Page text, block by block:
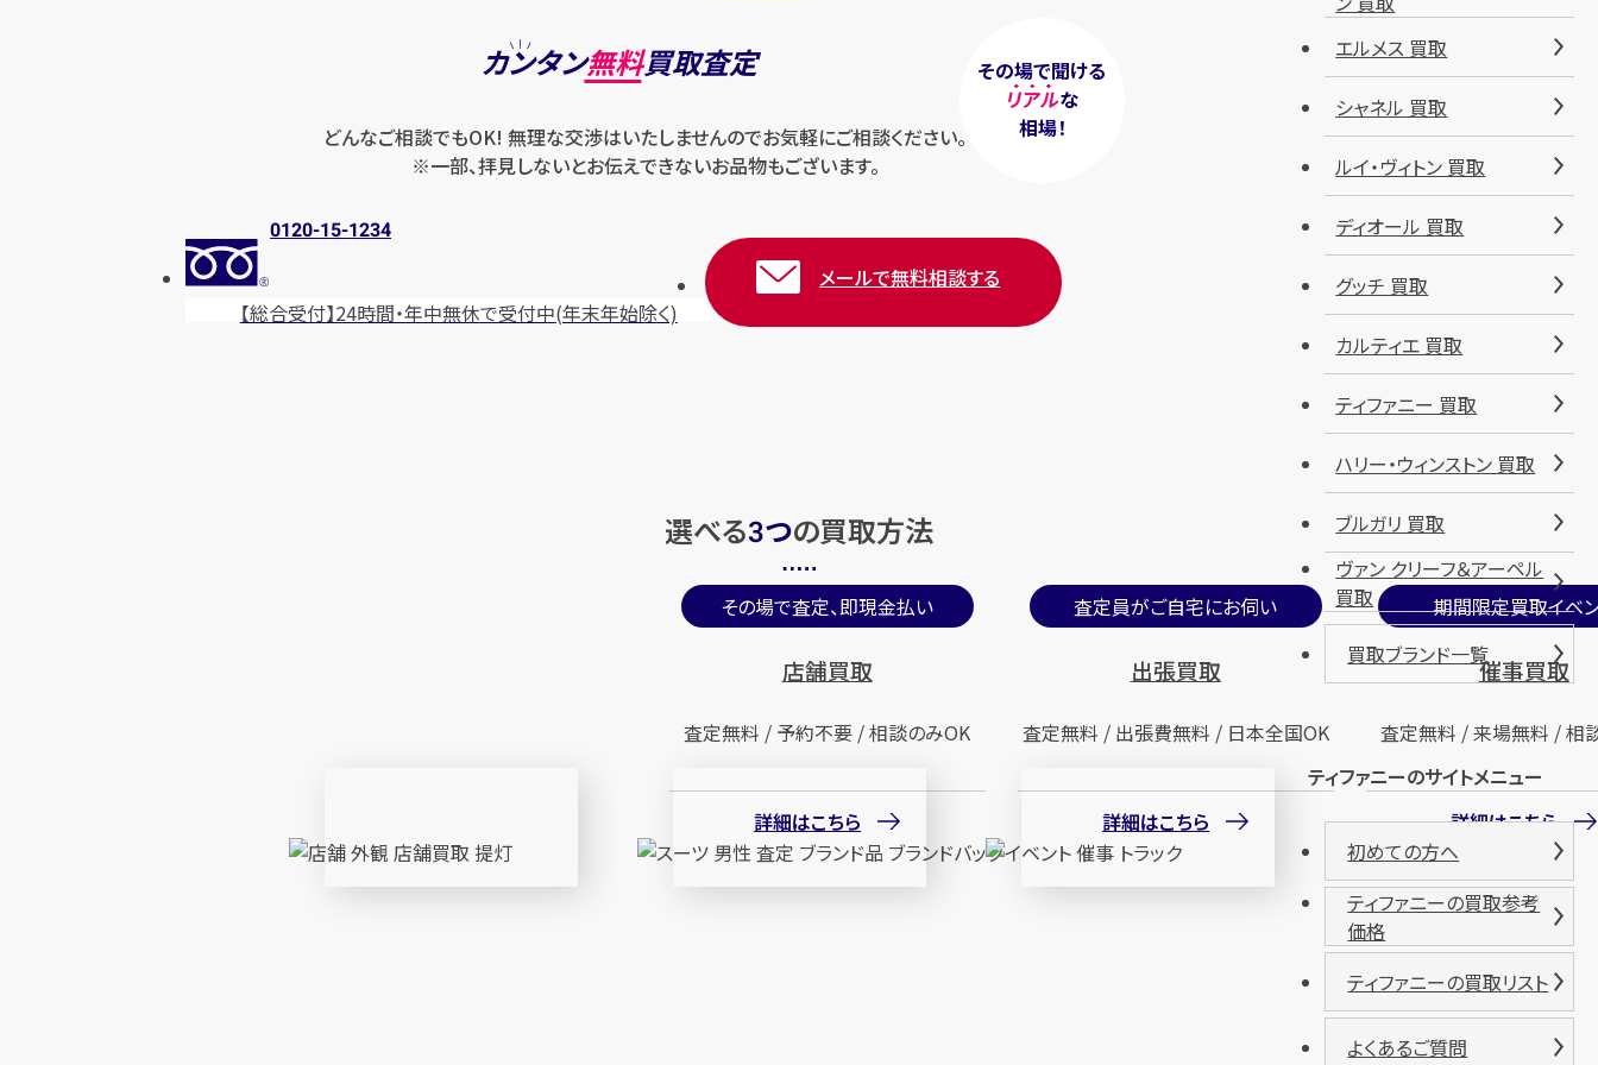
その場で聞ける
リアルな
相場！
カンタン無料買取査定
どんなご相談でもOK! 無理な交渉はいたしませんのでお気軽にご相談ください。
※一部、拝見しないとお伝えできないお品物もございます。
0120-15-1234
【総合受付】24時間・年中無休で受付中(年末年始除く)
メールで無料相談する
選べる3つの買取方法
その場で査定、即現金払い
店舗買取
査定無料 / 予約不要 / 相談のみOK
詳細はこちら
査定員がご自宅にお伺い
出張買取
査定無料 / 出張費無料 / 日本全国OK
詳細はこちら
期間限定買取イベ
催事買取
査定無料 / 来場無料 / 相
詳細はこちら
エルメス 買取
シャネル 買取
ルイ・ヴィトン 買取
ディオール 買取
グッチ 買取
カルティエ 買取
ティファニー 買取
ハリー・ウィンストン 買取
ブルガリ 買取
ヴァン クリーフ＆アーペル
買取
買取ブランド一覧
ティファニーのサイトメニュー
初めての方へ
ティファニーの買取参考
価格
ティファニーの買取リスト
よくあるご質問